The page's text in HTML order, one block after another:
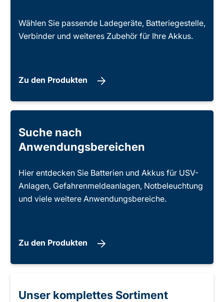
Wählen Sie passende Ladegeräte, Batteriegestelle,
Verbinder und weiteres Zubehör für Ihre Akkus.
Zu den Produkten
Suche nach
Anwendungsbereichen
Hier entdecken Sie Batterien und Akkus für USV-
Anlagen, Gefahrenmeldeanlagen, Notbeleuchtung
und viele weitere Anwendungsbereiche.
Zu den Produkten
Unser komplettes Sortiment